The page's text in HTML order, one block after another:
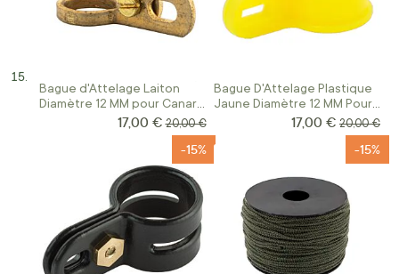
Bague d'Attelage Laiton
Diamètre 12 MM pour Canard
Prix Spécial
17,00 € Prix normal
20,00 €
Bague D'Attelage Plastique
Jaune Diamètre 12 MM Pour
Canard ColvertPrix Spécial
17,00 € Prix
20,00 €
-15% -15%